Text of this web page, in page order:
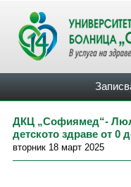
ДКЦ „Софиямед“-
детското здраве от 0
вторник 18 март 2025